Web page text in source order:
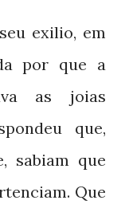
exilio, em
por que a
as joias
que,
sabiam que
Que